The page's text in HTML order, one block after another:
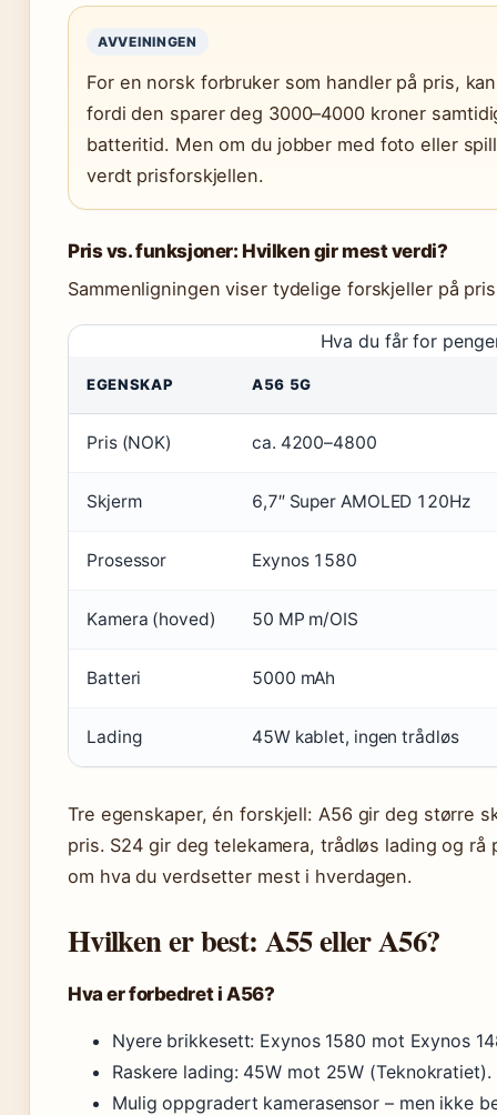
AVVEININGEN
For en norsk forbruker som handler på pris,
fordi den sparer deg 3000–4000 kroner
batteritid. Men om du jobber med foto eller
verdt prisforskjellen.
Pris vs. funksjoner: Hvilken gir mest verdi?
Sammenligningen viser tydelige forskjeller på
Hva du får for
EGENSKAP A56 5G
Pris (NOK) ca. 4200–4800
Skjerm 6,7″ Super AMOLED 120Hz
Prosessor Exynos 1580
Kamera (hoved) 50 MP m/OIS
Batteri 5000 mAh
Lading 45W kablet, ingen trådløs
Tre egenskaper, én forskjell: A56 gir deg større
pris. S24 gir deg telekamera, trådløs lading og
om hva du verdsetter mest i hverdagen.
Hvilken er best: A55 eller A56?
Hva er forbedret i A56?
Nyere brikkesett: Exynos 1580 mot Exynos
Raskere lading: 45W mot 25W (Teknokratiet).
Mulig oppgradert kamerasensor – men ikke